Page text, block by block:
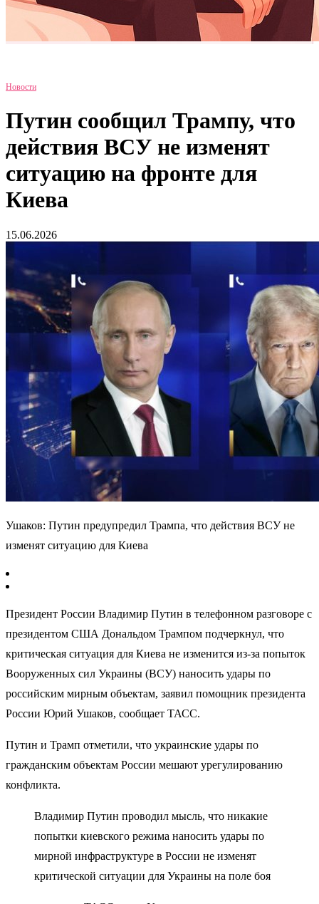
Новости
Путин сообщил Трампу, что
действия ВСУ не изменят
ситуацию на фронте для
Киева
15.06.2026
Ушаков: Путин предупредил Трампа, что действия ВСУ не
изменят ситуацию для Киева
Президент России Владимир Путин в телефонном разговоре с
президентом США Дональдом Трампом подчеркнул, что
критическая ситуация для Киева не изменится из-за попыток
Вооруженных сил Украины (ВСУ) наносить удары по
российским мирным объектам, заявил помощник президента
России Юрий Ушаков, сообщает ТАСС.
Путин и Трамп отметили, что украинские удары по
гражданским объектам России мешают урегулированию
конфликта.
Владимир Путин проводил мысль, что никакие
попытки киевского режима наносить удары по
мирной инфраструктуре в России не изменят
критической ситуации для Украины на поле боя